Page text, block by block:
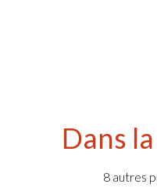
Dans
8 autres